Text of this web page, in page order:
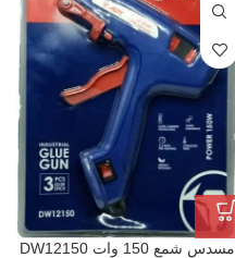
مسدس شمع 150 وات DW12150